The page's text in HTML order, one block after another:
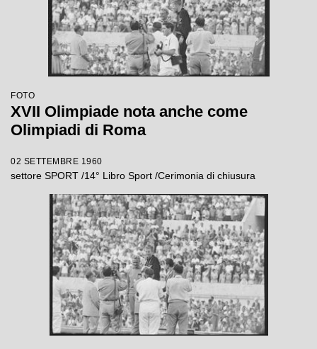
FOTO
XVII Olimpiade nota anche come
Olimpiadi di Roma
02 SETTEMBRE 1960
settore SPORT /14° Libro Sport /Cerimonia di chiusura